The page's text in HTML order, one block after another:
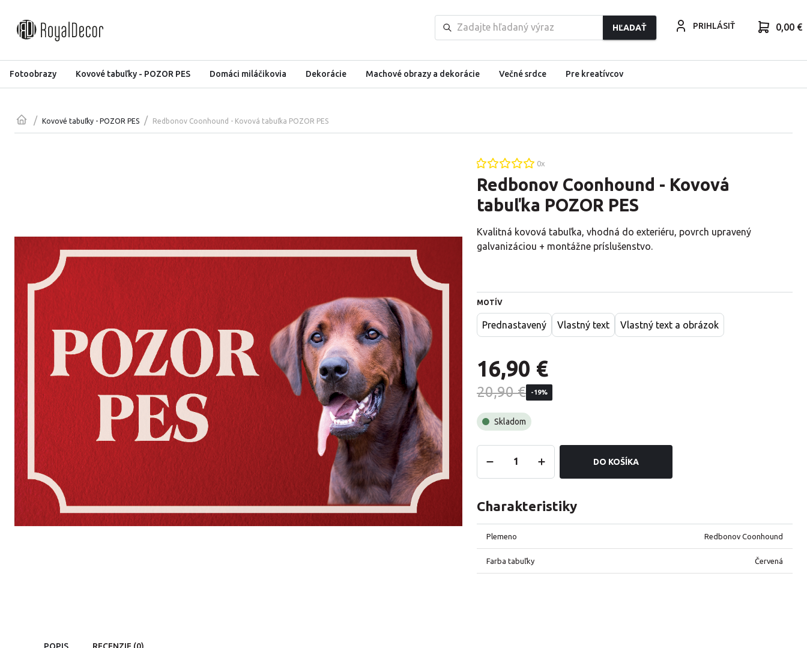
HĽADAŤ PRIHLÁSIŤ 0,00 €
Fotoobrazy Kovové tabuľky - POZOR PES Domáci miláčikovia Dekorácie Machové obrazy a dekorácie Večné srdce Pre kreatívcov
/ Kovové tabuľky - POZOR PES / Redbonov Coonhound - Kovová tabuľka POZOR PES
0x
Redbonov Coonhound - Kovová
tabuľka POZOR PES
Kvalitná kovová tabuľka, vhodná do exteriéru, povrch upravený
galvanizáciou + montážne príslušenstvo.
MOTÍV
Prednastavený Vlastný text Vlastný text a obrázok
16,90 €
20,90 € -19%
Skladom
DO KOŠÍKA
Charakteristiky
Plemeno Redbonov Coonhound
Farba tabuľky Červená